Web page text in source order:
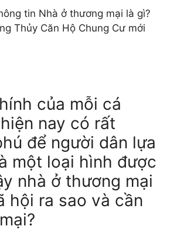
tin Nhà ở thương mại là gì?
Thủy Căn Hộ Chung Cư mới
của mỗi cá
nay có rất
để người dân lựa
một loại hình được
nhà ở thương mại
hội ra sao và cần